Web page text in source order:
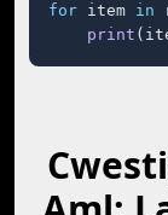
for item in
print